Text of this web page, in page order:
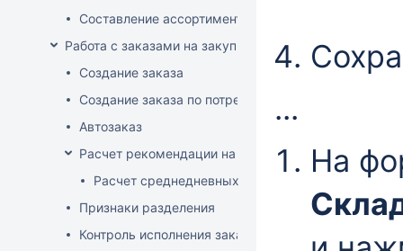
Составление ассортимента магазина
Работа с заказами на закупку
Создание заказа
Создание заказа по потребностям
Автозаказ
Расчет рекомендации на закупку
Расчет среднедневных продаж
Признаки разделения
Контроль исполнения заказов поставщиком
...
На